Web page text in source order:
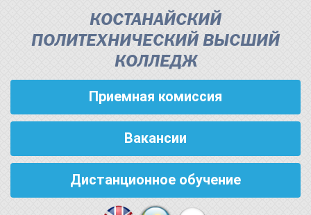
КОСТАНАЙСКИЙ
ПОЛИТЕХНИЧЕСКИЙ ВЫСШИЙ
КОЛЛЕДЖ
Приемная комиссия
Вакансии
Дистанционное обучение